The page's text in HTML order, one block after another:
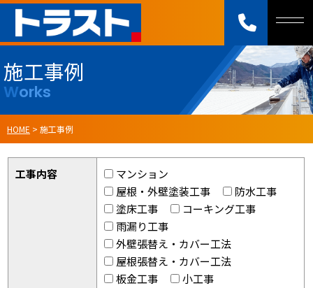
施工事例
Works
HOME > 施工事例
工事内容
マンション
屋根・外壁塗装工事
防水工事
塗床工事
コーキング工事
雨漏り工事
外壁張替え・カバー工法
屋根張替え・カバー工法
板金工事
小工事